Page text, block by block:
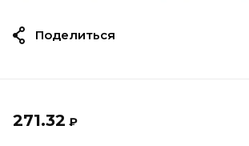
271.32 ₽
Поделиться